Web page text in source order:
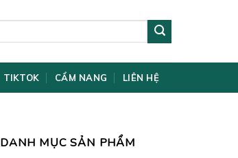
TIKTOK CẨM NANG LIÊN HỆ
DANH MỤC SẢN PHẨM